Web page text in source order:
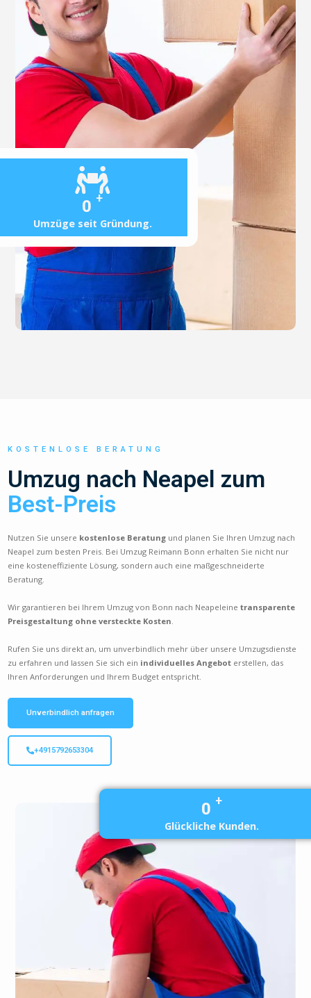
0 +
Umzüge seit Gründung.
KOSTENLOSE BERATUNG
Umzug nach Neapel zum
Best-Preis
Nutzen Sie unsere kostenlose Beratung und planen Sie Ihren Umzug nach
Neapel zum besten Preis. Bei Umzug Reimann Bonn erhalten Sie nicht nur
eine kosteneffiziente Lösung, sondern auch eine maßgeschneiderte
Beratung.
Wir garantieren bei Ihrem Umzug von Bonn nach Neapeleinetransparente
Preisgestaltung ohne versteckte Kosten
Rufen Sie uns direkt an, um unverbindlich mehr über unsere Umzugsdienste
zu erfahren und lassen Sie sich ein individuelles Angebot erstellen, das
Ihren Anforderungen und Ihrem Budget entspricht.
Unverbindlich anfragen
+4915792653304
0 +
Glückliche Kunden.